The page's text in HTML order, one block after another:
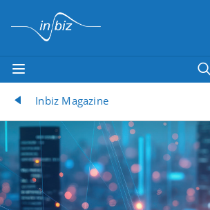
Inbiz Magazine